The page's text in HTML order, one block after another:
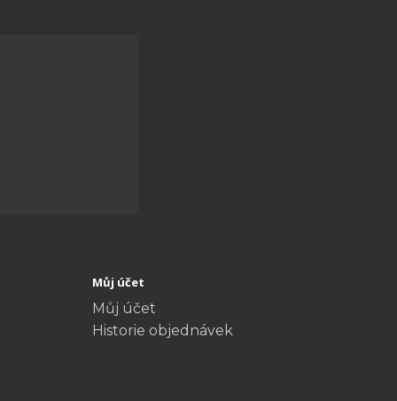
Můj účet
Můj účet
Historie objednávek